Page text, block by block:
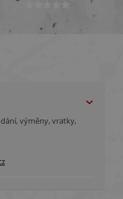
výměny, vratky,